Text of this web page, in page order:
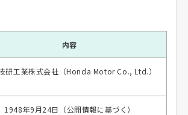
内容
研工業株式会社（Honda Motor Co., Ltd.）
1948年9月24日（公開情報に基づく）